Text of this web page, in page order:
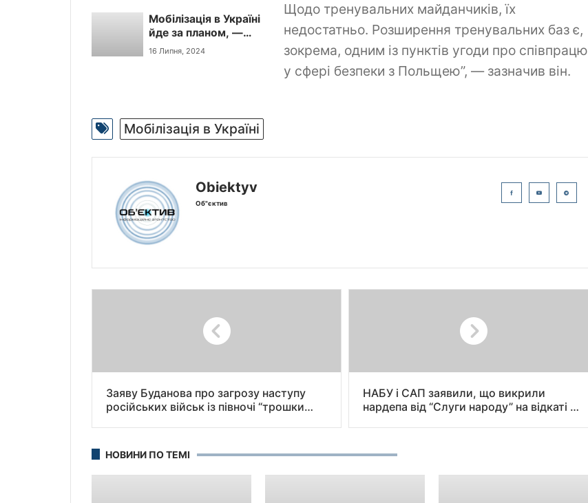
Мобілізація в Україні
йде за планом, —
президент
16 Липня, 2024
Щодо тренувальних майданчиків, їх
недостатньо. Розширення тренувальних баз є,
зокрема, одним із пунктів угоди про співпрацю
у сфері безпеки з Польщею”, — зазначив він.
Мобілізація в Україні
Obiektyv
Об"єктив
Заяву Буданова про загрозу наступу
російських військ із півночі “трошки
НАБУ і САП заявили, що викрили
нардепа від “Слуги народу” на відкаті в
НОВИНИ ПО ТЕМІ